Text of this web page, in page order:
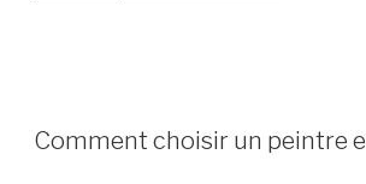
POSTED
ON
Comment choisir un peintre